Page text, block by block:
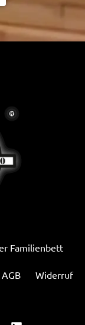
Familienbett
AGB Widerruf